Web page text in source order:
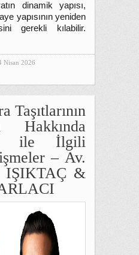
dinamik yapısı,
yapısının yeniden
gerekli kılabilir.
Nisan 2026
Taşıtlarının
Hakkında
ile İlgili
– Av.
IŞIKTAÇ &